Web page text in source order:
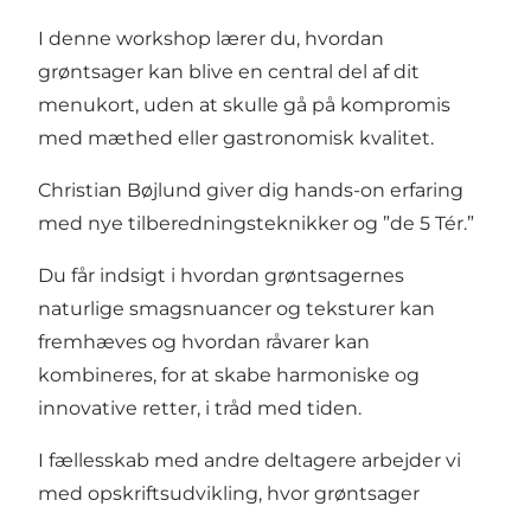
I denne workshop lærer du, hvordan
grøntsager kan blive en central del af dit
menukort, uden at skulle gå på kompromis
med mæthed eller gastronomisk kvalitet.
Christian Bøjlund giver dig hands-on erfaring
med nye tilberedningsteknikker og ”de 5 Tér.”
Du får indsigt i hvordan grøntsagernes
naturlige smagsnuancer og teksturer kan
fremhæves og hvordan råvarer kan
kombineres, for at skabe harmoniske og
innovative retter, i tråd med tiden.
I fællesskab med andre deltagere arbejder vi
med opskriftsudvikling, hvor grøntsager